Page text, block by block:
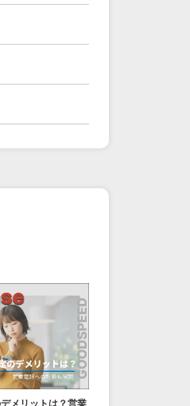
メリットは？営業